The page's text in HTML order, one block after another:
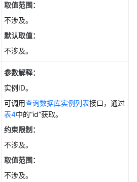
取值范围：
不涉及。
默认取值：
不涉及。
参数解释：
实例ID。
可调用查询数据库实例列表接口，通过
表4中的“id”获取。
约束限制：
不涉及。
取值范围：
不涉及。